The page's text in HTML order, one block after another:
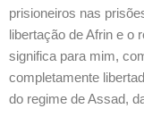
prisioneiros nas
libertação de Afrin e o
significa para mim,
completamente
do regime de Assad,